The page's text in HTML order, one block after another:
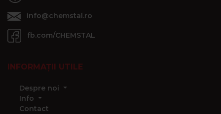
info@chemstal.ro
fb.com/CHEMSTAL
INFORMAȚII UTILE
Despre noi
Info
Contact